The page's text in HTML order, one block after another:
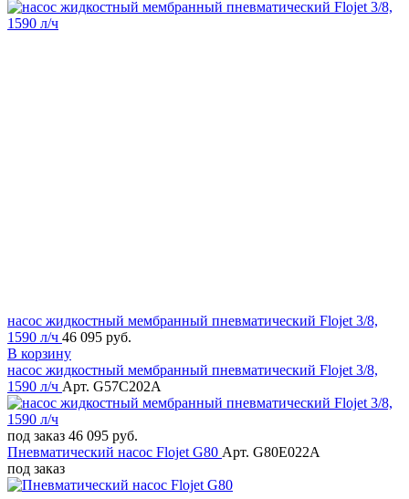
насос жидкостный мембранный пневматический Flojet 3/8,
1590 л/ч 46 095 руб.
В корзину
насос жидкостный мембранный пневматический Flojet 3/8,
1590 л/ч Арт. G57C202A
под заказ 46 095 руб.
Пневматический насос Flojet G80 Арт. G80E022A
под заказ